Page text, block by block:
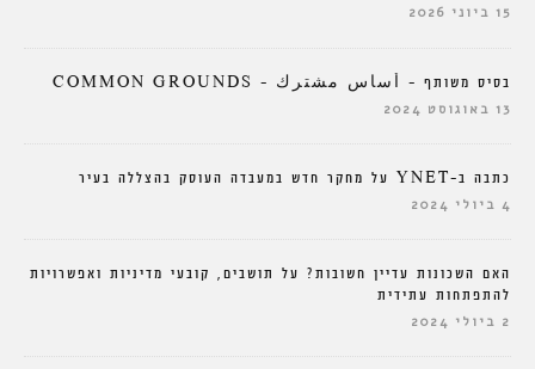
15 ביוני 2026
בסיס משותף – أساس مشترك – COMMON GROUNDS
13 באוגוסט 2024
כתבה ב-YNET על מחקר חדש במעבדה העוסק בהצללה בעיר
4 ביולי 2024
האם השכונות עדיין חשובות? על תושבים, קובעי מדיניות ואפשרויות
להתפתחות עתידית
2 ביולי 2024